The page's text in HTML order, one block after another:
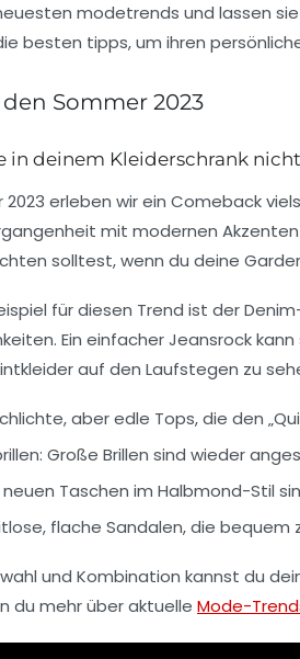
Sommer 2023
in deinem Kleiderschrank
erleben wir ein Comeback
mit modernen
solltest, wenn du deine
für diesen Trend ist der
Ein einfacher Jeansrock
auf den Laufstegen zu
aber edle Tops, die den
: Große Brillen sind wieder
neuen Taschen im Halbmond-Stil
flache Sandalen, die
und Kombination kannst du
du mehr über aktuelle Mode-